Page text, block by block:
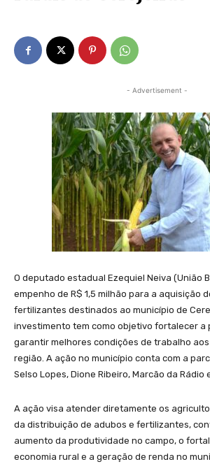
- Advertisement -
O deputado estadual Ezequiel Neiva (União
empenho de R$ 1,5 milhão para a aquisição
fertilizantes destinados ao município de
investimento tem como objetivo fortalecer a
garantir melhores condições de trabalho
região. A ação no município conta com a
Selso Lopes, Dione Ribeiro, Marcão da Rádio
A ação visa atender diretamente os
da distribuição de adubos e fertilizantes,
aumento da produtividade no campo, o
economia rural e a geração de renda no